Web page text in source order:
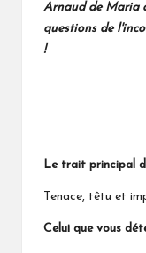
Arnaud de Maria
questions de
!
Le trait principal
Tenace, têtu et
Celui que vous